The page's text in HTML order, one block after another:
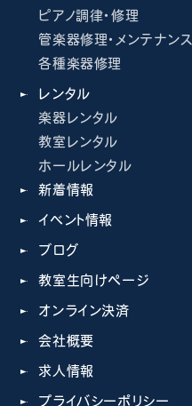
ピアノ調律・修理
管楽器修理・メンテナンス
各種楽器修理
レンタル
楽器レンタル
教室レンタル
ホールレンタル
新着情報
イベント情報
ブログ
教室生向けページ
オンライン決済
会社概要
求人情報
プライバシーポリシー